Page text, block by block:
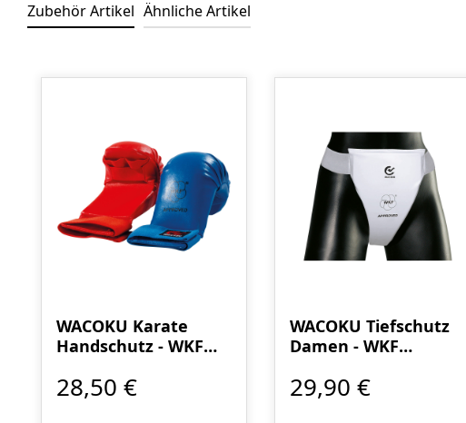
Zubehör Artikel Ähnliche Artikel
WACOKU Karate
Handschutz - WKF
28,50 €
WACOKU Tiefschutz
Damen - WKF
29,90 €